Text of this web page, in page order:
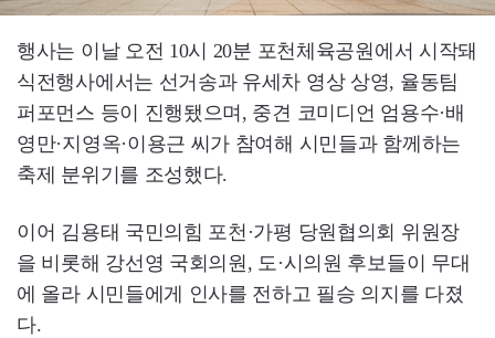
행사는 이날 오전 10시 20분 포천체육공원에서 시작돼
식전행사에서는 선거송과 유세차 영상 상영, 율동팀
퍼포먼스 등이 진행됐으며, 중견 코미디언 엄용수·배
영만·지영옥·이용근 씨가 참여해 시민들과 함께하는
축제 분위기를 조성했다.
이어 김용태 국민의힘 포천·가평 당원협의회 위원장
을 비롯해 강선영 국회의원, 도·시의원 후보들이 무대
에 올라 시민들에게 인사를 전하고 필승 의지를 다졌
다.